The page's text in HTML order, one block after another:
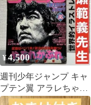
¥4,500
週刊少年ジャンプ キャ
プテン翼 アラレちゃ
ん コブラ 【生瀬範